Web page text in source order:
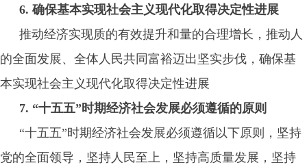
6. 确保基本实现社会主义现代化取得决定性进展
推动经济实现质的有效提升和量的合理增长，推动人
的全面发展、全体人民共同富裕迈出坚实步伐，确保基
本实现社会主义现代化取得决定性进展
7. “十五五”时期经济社会发展必须遵循的原则
“十五五”时期经济社会发展必须遵循以下原则，坚持
党的全面领导，坚持人民至上，坚持高质量发展，坚持